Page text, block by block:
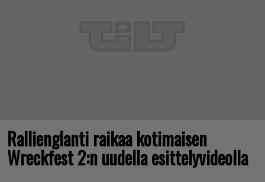
Rallienglanti raikaa kotimaisen
Wreckfest 2:n uudella esittelyvideolla